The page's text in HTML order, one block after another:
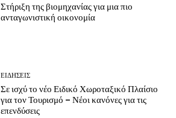
Στήριξη της βιομηχανίας για μια πιο
ανταγωνιστική οικονομία
ΕΙΔΗΣΕΙΣ
Σε ισχύ το νέο Ειδικό Χωροταξικό Πλαίσιο
για τον Τουρισμό – Νέοι κανόνες για τις
επενδύσεις